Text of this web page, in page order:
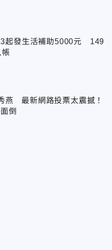
起發生活補助5000元 149
帳
燕 最新網路投票太震撼！
倒